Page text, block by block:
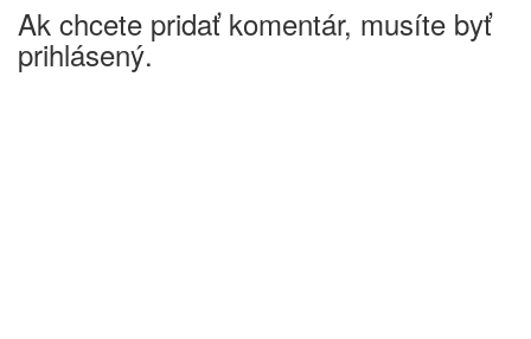
Ak chcete pridať komentár, musíte byť
prihlásený.